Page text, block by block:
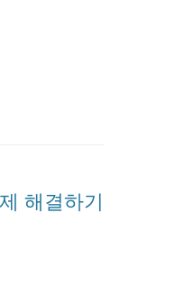
해결하기